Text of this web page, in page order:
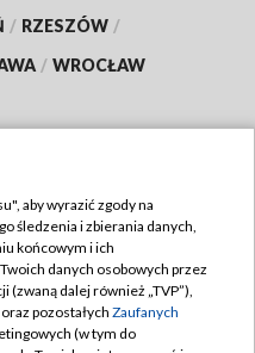
/ RZESZÓW /
/ WROCŁAW
TVP
aby wyrazić zgody na
śledzenia i zbierania danych,
końcowym i ich
danych osobowych przez
(zwaną dalej również „TVP”),
oraz pozostałych Zaufanych
(w tym do